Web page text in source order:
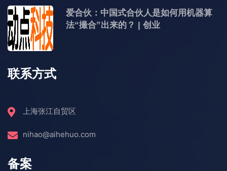
爱合伙：中国式合伙人是如何用机器算
法“撮合”出来的？ | 创业
联系方式
上海张江自贸区
nihao@aihehuo.com
备案